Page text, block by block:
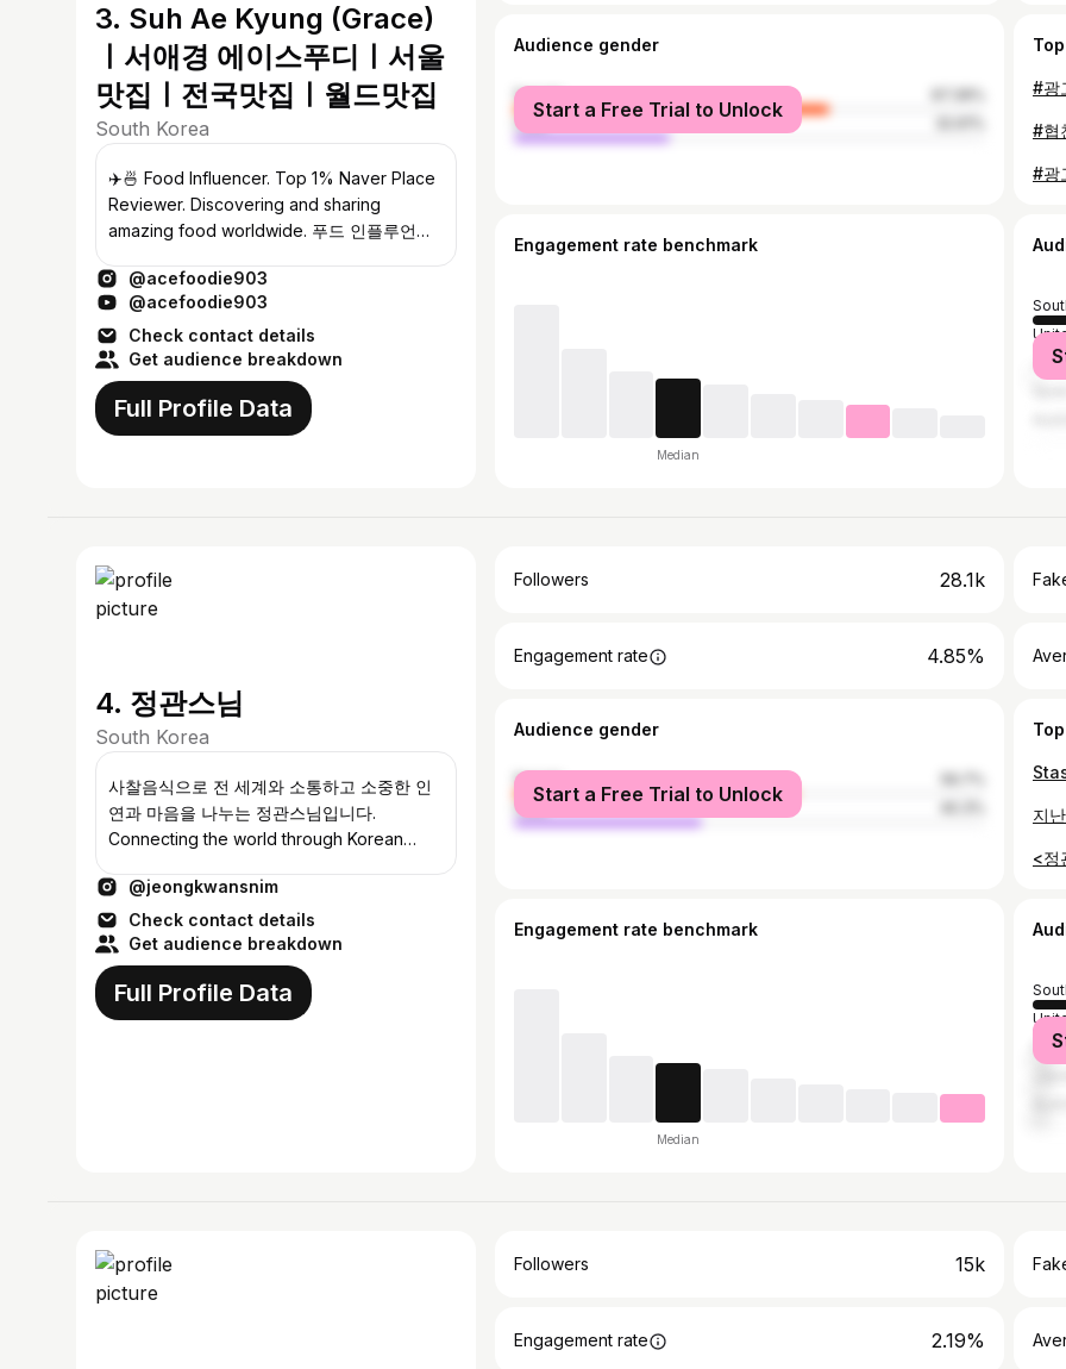
3. Suh Ae Kyung (Grace)
ㅣ서애경 에이스푸디ㅣ서울
맛집ㅣ전국맛집ㅣ월드맛집
South Korea
✈️🍜 Food Influencer. Top 1% Naver Place
Reviewer. Discovering and sharing
amazing food worldwide. 푸드 인플루언서.
는 곳만 알려드려요.
@acefoodie903
@acefoodie903
Check contact details
Get audience breakdown
Full Profile Data
Audience gender
female
male
Start a Free Trial to Unlock
Engagement rate benchmark
Median
4. 정관스님
South Korea
사찰음식으로 전 세계와 소통하고 소중한 인
연과 마음을 나누는 정관스님입니다.
Connecting the world through Korean
soul. 💌 info@jeongkwansnim.com
@jeongkwansnim
Check contact details
Get audience breakdown
Full Profile Data
Followers 28.1k
Engagement rate 4.85%
Audience gender
female
male
Start a Free Trial to Unlock
Engagement rate benchmark
Median
Followers 15k
Engagement rate 2.19%